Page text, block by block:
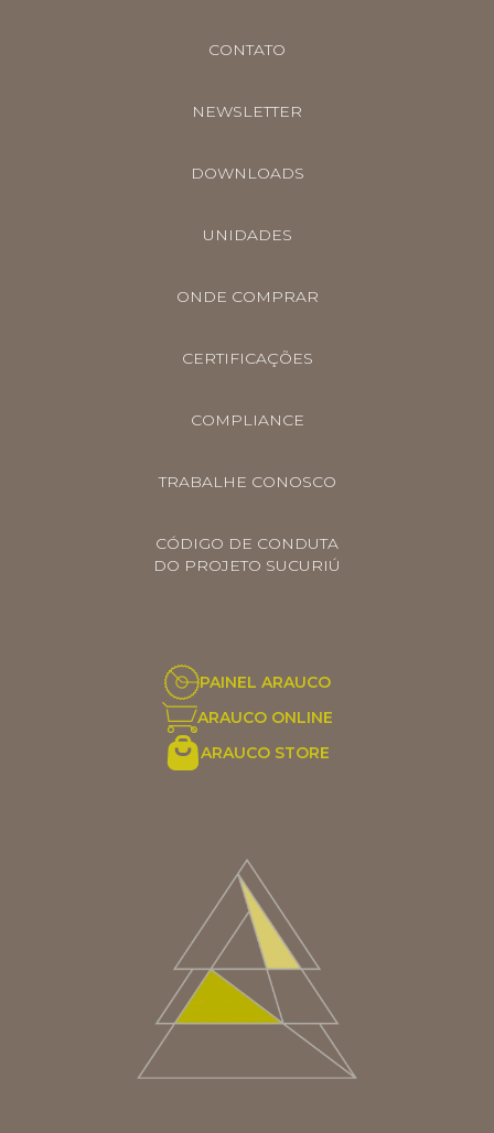
CONTATO
NEWSLETTER
DOWNLOADS
UNIDADES
ONDE COMPRAR
CERTIFICAÇÕES
COMPLIANCE
TRABALHE CONOSCO
CÓDIGO DE CONDUTA
DO PROJETO SUCURIÚ
PAINEL ARAUCO
ARAUCO ONLINE
ARAUCO STORE